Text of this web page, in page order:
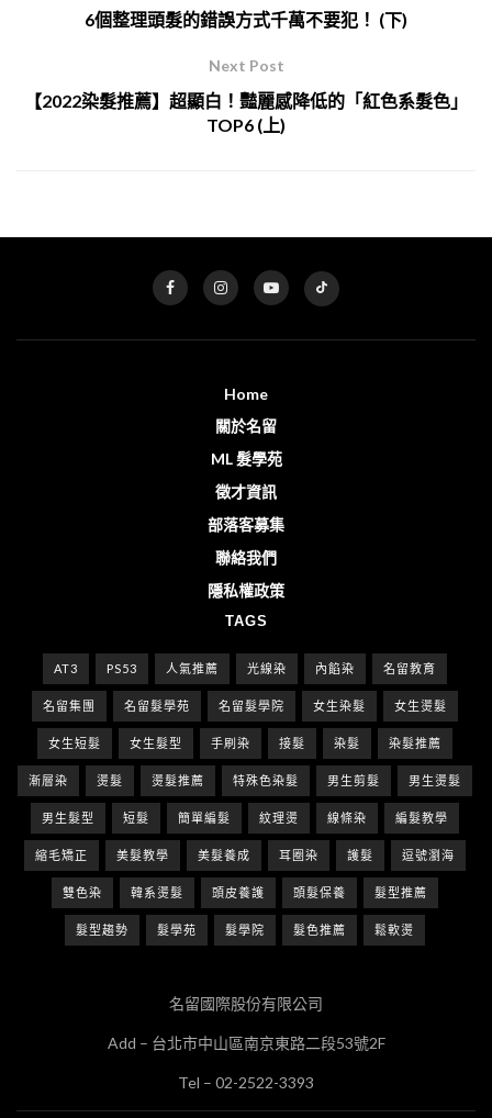
6個整理頭髮的錯誤方式千萬不要犯！ (下)
Next Post
【2022染髮推薦】超顯白！豔麗感降低的「紅色系髮色」
TOP6 (上)
Home
關於名留
ML 髮學苑
徵才資訊
部落客募集
聯絡我們
隱私權政策
TAGS
AT3 PS53 人氣推薦 光線染 內餡染 名留教育
名留集團 名留髮學苑 名留髮學院 女生染髮 女生燙髮
女生短髮 女生髮型 手刷染 接髮 染髮 染髮推薦
漸層染 燙髮 燙髮推薦 特殊色染髮 男生剪髮 男生燙髮
男生髮型 短髮 簡單編髮 紋理燙 線條染 編髮教學
縮毛矯正 美髮教學 美髮養成 耳圈染 護髮 逗號瀏海
雙色染 韓系燙髮 頭皮養護 頭髮保養 髮型推薦
髮型趨勢 髮學苑 髮學院 髮色推薦 鬆軟燙
名留國際股份有限公司
Add – 台北市中山區南京東路二段53號2F
Tel – 02-2522-3393